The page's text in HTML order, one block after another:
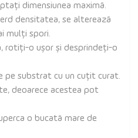
dimensiunea maximă.
densitatea, se alterează
mulți spori.
rotiți-o ușor și desprindeți-o
pe substrat cu un cuțit curat.
deoarece acestea pot
o bucată mare de